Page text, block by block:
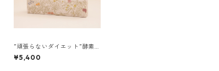
”頑張らないダイエット”酵素ボ
タニカルフローラ
¥5,400